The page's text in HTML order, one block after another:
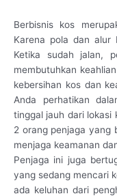
Berbisnis kos
Karena pola dan alur
Ketika sudah jalan,
membutuhkan
kebersihan kos dan
Anda perhatikan
tinggal jauh dari lokasi
2 orang penjaga yang
menjaga keamanan
Penjaga ini juga
yang sedang mencari
ada keluhan dari